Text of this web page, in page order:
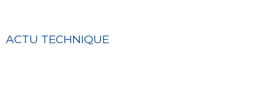
ACTU TECHNIQUE